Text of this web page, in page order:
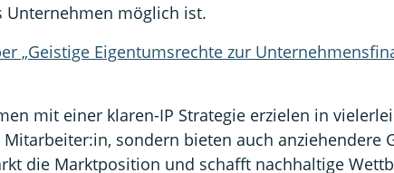
Unternehmen möglich ist.
„Geistige Eigentumsrechte zur
mit einer klaren-IP Strategie erzielen in
sondern bieten auch anziehendere
die Marktposition und schafft nachhaltige